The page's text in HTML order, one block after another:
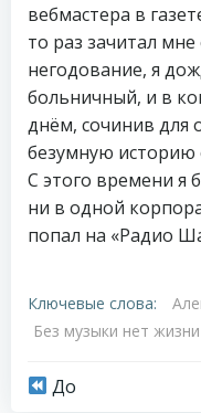
вебмастера в
то раз зачитал
негодование, я
больничный, и в
днём, сочинив для
безумную историю
С этого времени я
ни в одной
попал на «Радио
Ключевые слова:
Без музыки нет жизни
До